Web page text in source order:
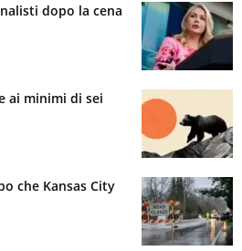
dopo la cena
ai minimi di sei
che Kansas City